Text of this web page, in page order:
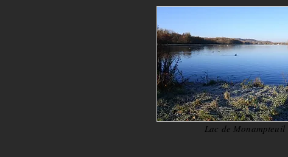
Lac de Monampteuil